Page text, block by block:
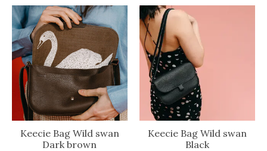
Keecie Bag Wild swan
Dark brown
Keecie Bag Wild swan
Black